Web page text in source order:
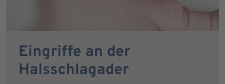
Eingriffe an der
Halsschlagader